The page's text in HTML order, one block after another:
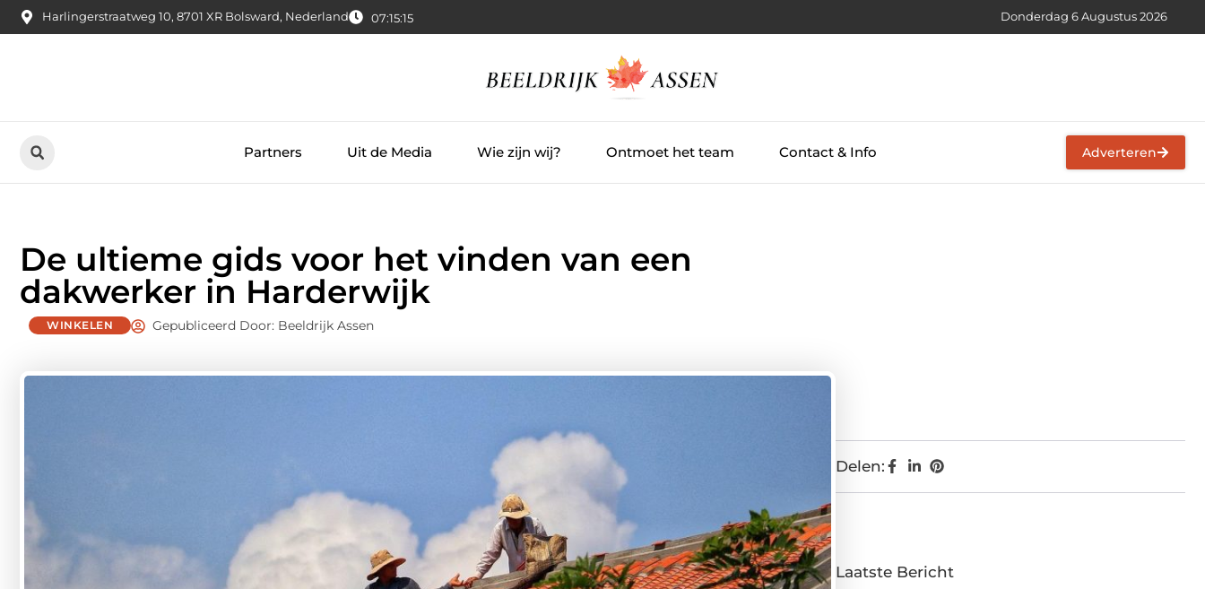
Harlingerstraatweg 10, 8701 XR Bolsward, Nederland 07:15:16 Donderdag 6 Augustus 2026
Partners Uit de Media Wie zijn wij? Ontmoet het team Contact & Info Adverteren
De ultieme gids voor het vinden van een
dakwerker in Harderwijk
WINKELEN Gepubliceerd Door: Beeldrijk Assen
Delen:
Laatste Bericht